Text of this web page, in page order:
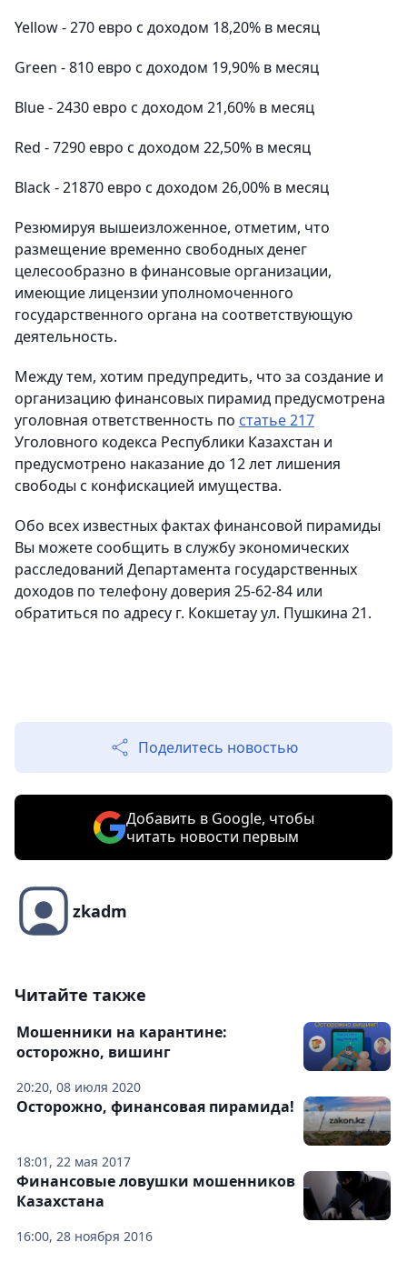
Yellow - 270 евро с доходом 18,20% в месяц
Green - 810 евро с доходом 19,90% в месяц
Blue - 2430 евро с доходом 21,60% в месяц
Red - 7290 евро с доходом 22,50% в месяц
Black - 21870 евро с доходом 26,00% в месяц
Резюмируя вышеизложенное, отметим, что
размещение временно свободных денег
целесообразно в финансовые организации,
имеющие лицензии уполномоченного
государственного органа на соответствующую
деятельность.
Между тем, хотим предупредить, что за создание и
организацию финансовых пирамид предусмотрена
уголовная ответственность по статье 217
Уголовного кодекса Республики Казахстан и
предусмотрено наказание до 12 лет лишения
свободы с конфискацией имущества.
Обо всех известных фактах финансовой пирамиды
Вы можете сообщить в службу экономических
расследований Департамента государственных
доходов по телефону доверия 25-62-84 или
обратиться по адресу г. Кокшетау ул. Пушкина 21.
Поделитесь новостью
Добавить в Google, чтобы
читать новости первым
zkadm
Читайте также
20:20, 08 июля 2020
Мошенники на карантине:
осторожно, вишинг
18:01, 22 мая 2017
Осторожно, финансовая пирамида!
16:00, 28 ноября 2016
Финансовые ловушки мошенников
Казахстана